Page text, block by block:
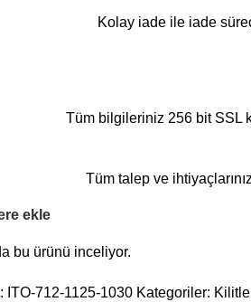
Kolay iade ile iade
Tüm bilgileriniz 256 bit SSL
Tüm talep ve
ekle
bu ürünü inceliyor.
ITO-712-1125-1030 Kategoriler: